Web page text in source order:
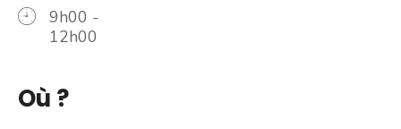
9h00 -
12h00
Où ?